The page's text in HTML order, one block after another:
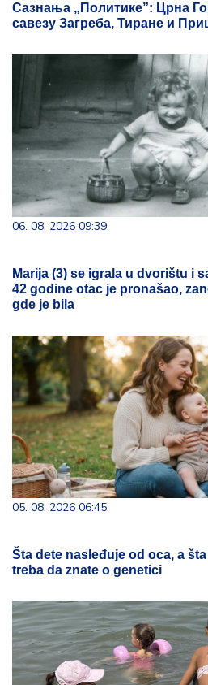
Сазнања „Политике”: Црна
савезу Загреба, Тиране и
06. 08. 2026 09:39
Marija (3) se igrala u dvorištu i
42 godine otac je pronašao,
gde je bila
05. 08. 2026 06:45
Šta dete nasleđuje od oca, a
treba da znate o genetici